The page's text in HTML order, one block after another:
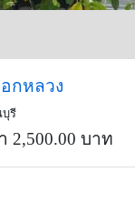
แก้บิด ถ่ายเป็น
สมเป็นยาสระผ
หญิงอยู่ไฟอาบแ
กหลวง
บุรี
2,500.00 บาท